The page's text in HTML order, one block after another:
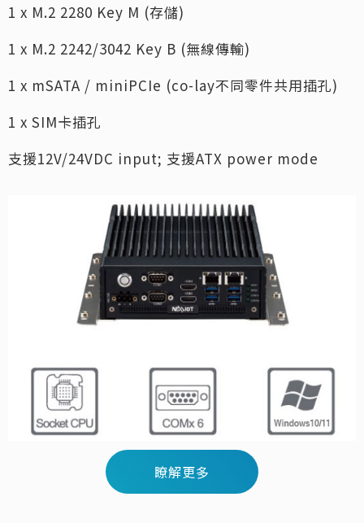
1 x M.2 2280 Key M (存儲)
1 x M.2 2242/3042 Key B (無線傳輸)
1 x mSATA / miniPCIe (co-lay不同零件共用插孔)
1 x SIM卡插孔
支援12V/24VDC input; 支援ATX power mode
瞭解更多